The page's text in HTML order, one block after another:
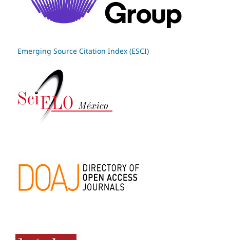
Emerging Source Citation Index (ESCI)